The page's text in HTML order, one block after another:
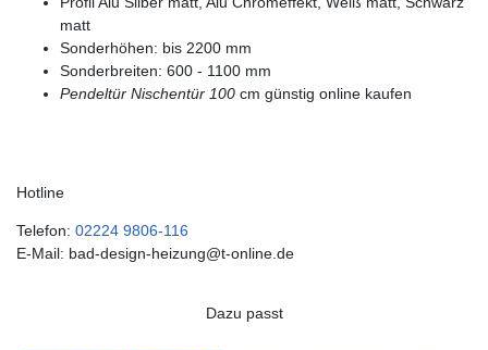
matt
Sonderhöhen: bis 2200 mm
Sonderbreiten: 600 - 1100 mm
Pendeltür Nischentür 100 cm günstig online kaufen
Hotline
Telefon: 02224 9806-116
E-Mail: bad-design-heizung@t-online.de
Dazu passt